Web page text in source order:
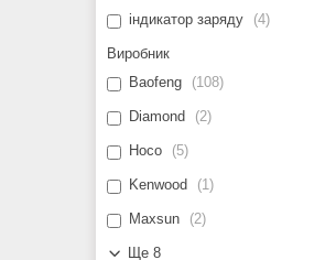
індикатор заряду 4
Виробник
Baofeng
108
Diamond 2
Hoco 5
Kenwood 1
Maxsun 2
Ще 8